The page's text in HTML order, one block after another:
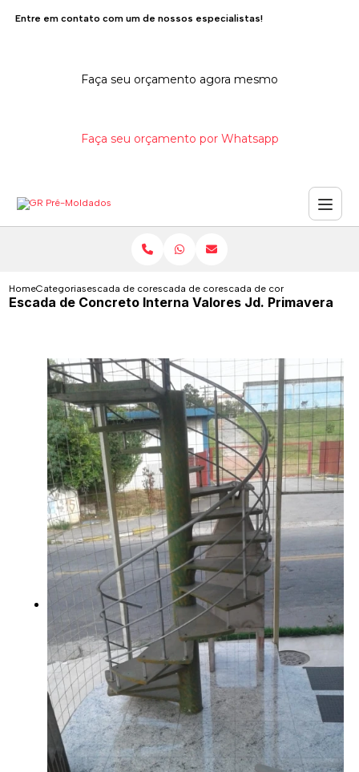
Entre em contato com um de nossos especialistas!
Faça seu orçamento agora mesmo
Faça seu orçamento por Whatsapp
HomeCategoriasescada de concretoescada de concreto internaescada de concreto interna
Escada de Concreto Interna Valores Jd. Primavera